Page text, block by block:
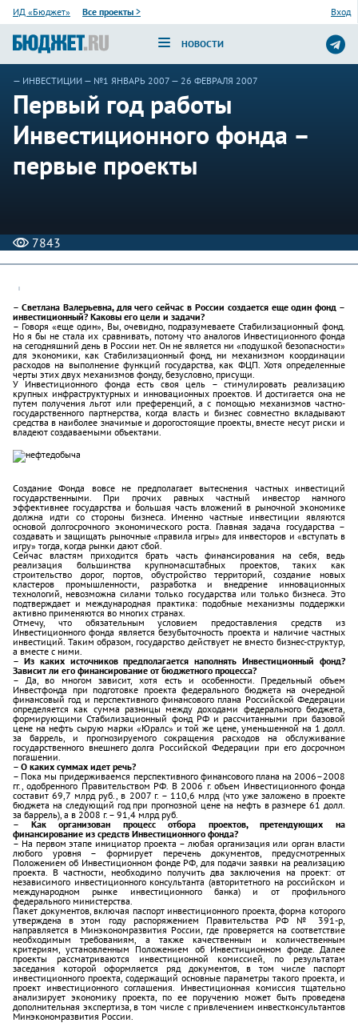
ИД «Бюджет» Все проекты > Вход
НОВОСТИ
— ИНВЕСТИЦИИ — №1 ЯНВАРЬ 2007 — 26 ФЕВРАЛЯ 2007
Первый год работы
Инвестиционного фонда –
первые проекты
7843
– Светлана Валерьевна, для чего сейчас в России создается еще один фонд –
инвестиционный? Каковы его цели и задачи?
– Говоря «еще один», Вы, очевидно, подразумеваете Стабилизационный фонд.
Но я бы не стала их сравнивать, потому что аналогов Инвестиционного фонда
на сегодняшний день в России нет. Он не является ни «подушкой безопасности»
для экономики, как Стабилизационный фонд, ни механизмом координации
расходов на выполнение функций государства, как ФЦП. Хотя определенные
черты этих двух механизмов фонду, безусловно, присущи.
У Инвестиционного фонда есть своя цель – стимулировать реализацию
крупных инфраструктурных и инновационных проектов. И достигается она не
путем получения льгот или преференций, а с помощью механизмов частно-
государственного партнерства, когда власть и бизнес совместно вкладывают
средства в наиболее значимые и дорогостоящие проекты, вместе несут риски и
владеют создаваемыми объектами.
Создание Фонда вовсе не предполагает вытеснения частных инвестиций
государственными. При прочих равных частный инвестор намного
эффективнее государства и большая часть вложений в рыночной экономике
должна идти со стороны бизнеса. Именно частные инвестиции являются
основой долгосрочного экономического роста. Главная задача государства –
создавать и защищать рыночные «правила игры» для инвесторов и «вступать в
игру» тогда, когда рынки дают сбой.
Сейчас властям приходится брать часть финансирования на себя, ведь
реализация большинства крупномасштабных проектов, таких как
строительство дорог, портов, обустройство территорий, создание новых
кластеров промышленности, разработка и внедрение инновационных
технологий, невозможна силами только государства или только бизнеса. Это
подтверждает и международная практика: подобные механизмы поддержки
активно применяются во многих странах.
Отмечу, что обязательным условием предоставления средств из
Инвестиционного фонда является безубыточность проекта и наличие частных
инвестиций. Таким образом, государство действует не вместо бизнес-структур,
а вместе с ними.
– Из каких источников предполагается наполнять Инвестиционный фонд?
Зависит ли его финансирование от бюджетного процесса?
– Да, во многом зависит, хотя есть и особенности. Предельный объем
Инвестфонда при подготовке проекта федерального бюджета на очередной
финансовый год и перспективного финансового плана Российской Федерации
определяется как сумма разницы между доходами федерального бюджета,
формирующими Стабилизационный фонд РФ и рассчитанными при базовой
цене на нефть сырую марки «Юралс» и той же цене, уменьшенной на 1 долл.
за баррель, и прогнозируемого сокращения расходов на обслуживание
государственного внешнего долга Российской Федерации при его досрочном
погашении.
– О каких суммах идет речь?
– Пока мы придерживаемся перспективного финансового плана на 2006–2008
гг., одобренного Правительством РФ. В 2006 г. объем Инвестиционного фонда
составит 69,7 млрд руб., в 2007 г. – 110,6 млрд (что уже заложено в проекте
бюджета на следующий год при прогнозной цене на нефть в размере 61 долл.
за баррель), а в 2008 г. – 91,4 млрд руб.
– Как организован процесс отбора проектов, претендующих на
финансирование из средств Инвестиционного фонда?
– На первом этапе инициатор проекта – любая организация или орган власти
любого уровня – формирует перечень документов, предусмотренных
Положением об Инвестиционном фонде РФ, для подачи заявки на реализацию
проекта. В частности, необходимо получить два заключения на проект: от
независимого инвестиционного консультанта (авторитетного на российском и
международном рынке инвестиционного банка) и от профильного
федерального министерства.
Пакет документов, включая паспорт инвестиционного проекта, форма которого
утверждена в этом году распоряжением Правительства РФ № 391-р,
направляется в Минэкономразвития России, где проверяется на соответствие
необходимым требованиям, а также качественным и количественным
критериям, установленным Положением об Инвестиционном фонде. Далее
проекты рассматриваются инвестиционной комиссией, по результатам
заседания которой оформляется ряд документов, в том числе паспорт
инвестиционного проекта, содержащий основные параметры такого проекта, и
проект инвестиционного соглашения. Инвестиционная комиссия тщательно
анализирует экономику проекта, по ее поручению может быть проведена
дополнительная экспертиза, в том числе с привлечением инвестконсультантов
Минэкономразвития России.